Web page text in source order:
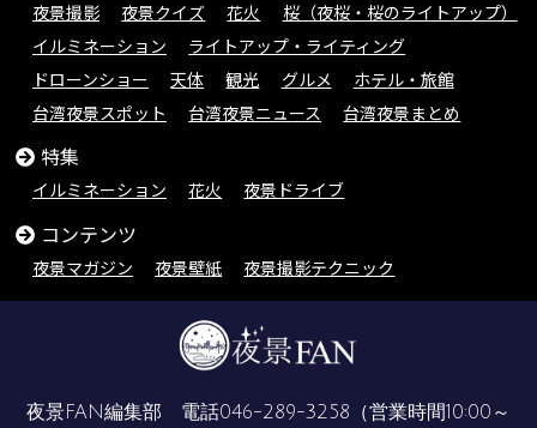
夜景撮影
夜景クイズ 花火
桜（夜桜・桜のライトアップ）
イルミネーション
ライトアップ・ライティング
ドローンショー
天体 観光 グルメ
ホテル・旅館
台湾夜景スポット
台湾夜景ニュース 台湾夜景まとめ
特集
イルミネーション 花火 夜景ドライブ
コンテンツ
夜景マガジン 夜景壁紙 夜景撮影テクニック
夜景FAN編集部 電話046-289-3258 （営業時間10:00～